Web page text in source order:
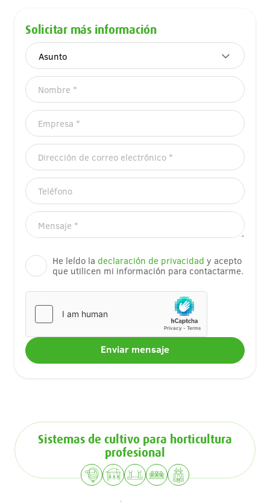
Solicitar más información
He leído la declaración de privacidad y acepto
que utilicen mi información para contactarme.
Sistemas de cultivo para horticultura
profesional